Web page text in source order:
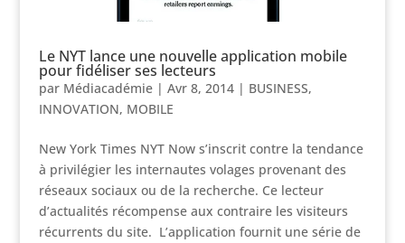
Le NYT lance une nouvelle application mobile
pour fidéliser ses lecteurs
par Médiacadémie| Avr 8, 2014| BUSINESS,
INNOVATION, MOBILE
New York Times NYT Now s’inscrit contre la tendance
à privilégier les internautes volages provenant des
réseaux sociaux ou de la recherche. Ce lecteur
d’actualités récompense aux contraire les visiteurs
récurrents du site. L’application fournit une série de